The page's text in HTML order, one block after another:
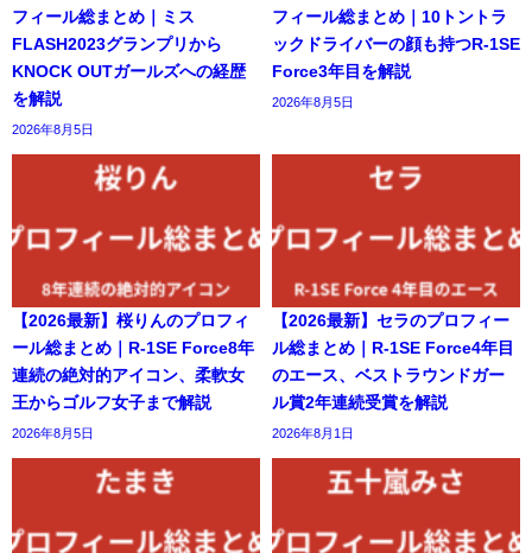
フィール総まとめ｜ミス
FLASH2023グランプリから
KNOCK OUTガールズへの経歴
を解説
2026年8月5日
フィール総まとめ｜10トントラ
ックドライバーの顔も持つR-1SE
Force3年目を解説
2026年8月5日
【2026最新】桜りんのプロフィ
ール総まとめ｜R-1SE Force8年
連続の絶対的アイコン、柔軟女
王からゴルフ女子まで解説
2026年8月5日
【2026最新】セラのプロフィー
ル総まとめ｜R-1SE Force4年目
のエース、ベストラウンドガー
ル賞2年連続受賞を解説
2026年8月1日